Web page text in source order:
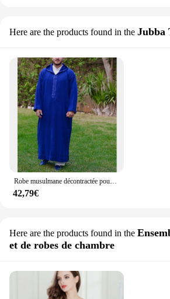
Here are the products found in the Jubba
Robe musulmane décontractée pour hommes, Thobe Abaya Jubba, Robe islamique, Robe pakistanaise, Robe arabe, Automne
42,79€
Here are the products found in the
et de robes de chambre